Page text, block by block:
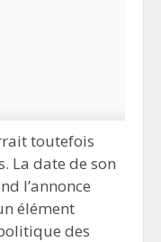
toutefois
La date de son
l’annonce
élément
des